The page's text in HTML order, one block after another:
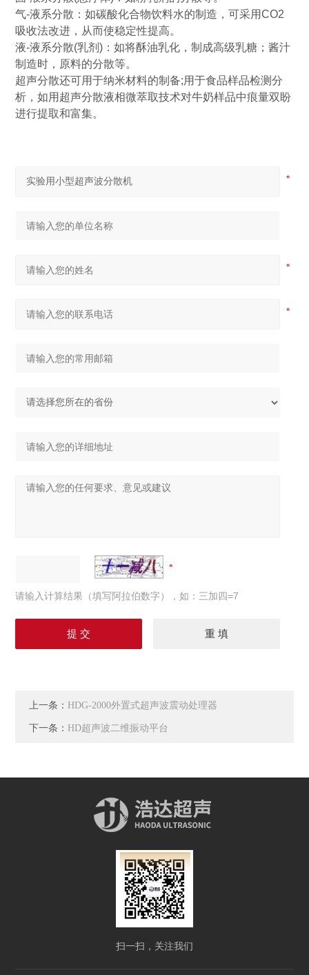
气-液系分散：如碳酸化合物饮料水的制造，可采用CO2
吸收法改进，从而使稳定性提高。
液-液系分散(乳剂) ：如将酥油乳化，制成高级乳糖；酱汁
制造时，原料的分散等。
超声分散还可用于纳米材料的制备;用于食品样品检测分
析，如用超声分散液相微萃取技术对牛奶样品中痕量双盼
进行提取和富集。
请输入计算结果（填写阿拉伯数字），如：三加四=7
上一条： HDG-2000外置式超声波震动处理器
下一条： HD超声波二维振动平台
扫一扫，关注我们